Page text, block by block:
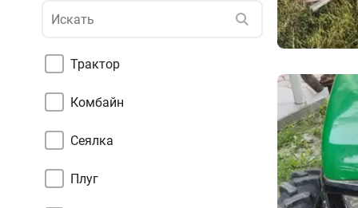
Трактор
Комбайн
Сеялка
Плуг